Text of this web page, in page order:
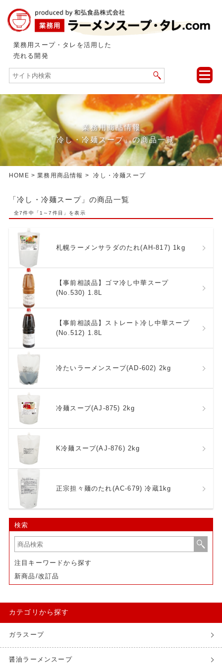
業務用スープ・タレを活用した
売れる開発
toggle
業務用商品情報
「冷し・冷麺スープ」の商品一覧
HOME >業務用商品情報 > 冷し・冷麺スープ
「冷し・冷麺スープ」の商品一覧
全7件中「1～7件目」を表示
札幌ラーメンサラダのたれ(AH-817) 1kg
【事前相談品】ゴマ冷し中華スープ
(No.530) 1.8L
【事前相談品】ストレート冷し中華スープ
(No.512) 1.8L
冷たいラーメンスープ(AD-602) 2kg
冷麺スープ(AJ-875) 2kg
K冷麺スープ(AJ-876) 2kg
正宗担々麺のたれ(AC-679) 冷蔵1kg
検索
注目キーワードから探す
新商品/改訂品
カテゴリから探す
ガラスープ
醤油ラーメンスープ